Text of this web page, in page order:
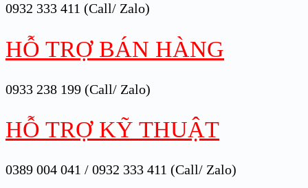
0932 333 411 (Call/ Zalo)
HỖ TRỢ BÁN HÀNG
0933 238 199 (Call/ Zalo)
HỖ TRỢ KỸ THUẬT
0389 004 041 / 0932 333 411 (Call/ Zalo)